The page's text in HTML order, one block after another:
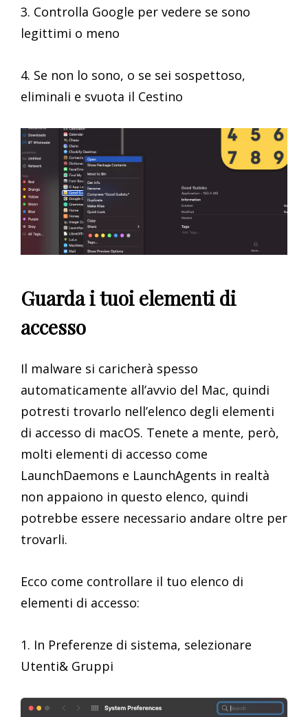
3. Controlla Google per vedere se sono
legittimi o meno
4. Se non lo sono, o se sei sospettoso,
eliminali e svuota il Cestino
Guarda i tuoi elementi di
accesso
Il malware si caricherà spesso
automaticamente all’avvio del Mac, quindi
potresti trovarlo nell’elenco degli elementi
di accesso di macOS. Tenete a mente, però,
molti elementi di accesso come
LaunchDaemons e LaunchAgents in realtà
non appaiono in questo elenco, quindi
potrebbe essere necessario andare oltre per
trovarli.
Ecco come controllare il tuo elenco di
elementi di accesso:
1. In Preferenze di sistema, selezionare
Utenti& Gruppi